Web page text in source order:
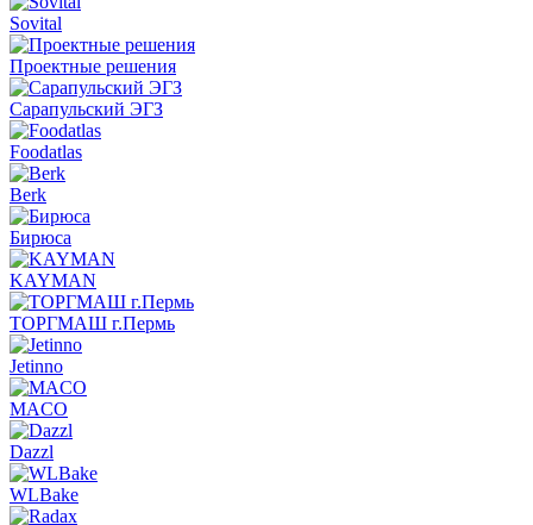
Sovital
Проектные решения
Сарапульский ЭГЗ
Foodatlas
Berk
Бирюса
KAYMAN
ТОРГМАШ г.Пермь
Jetinno
MACO
Dazzl
WLBake